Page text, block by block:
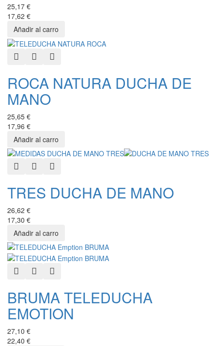
25,17 €
17,62 €
Quick ViewAdd to Wishlist
ROCA NATURA DUCHA DE
MANO
25,65 €
17,96 €
Quick ViewAdd to Wishlist
TRES DUCHA DE MANO
26,62 €
17,30 €
Quick ViewAdd to Wishlist
BRUMA TELEDUCHA
EMOTION
27,10 €
22,40 €